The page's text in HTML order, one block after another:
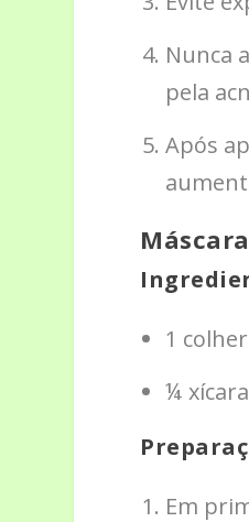
Nunca
pela
Após
1
¼
Em